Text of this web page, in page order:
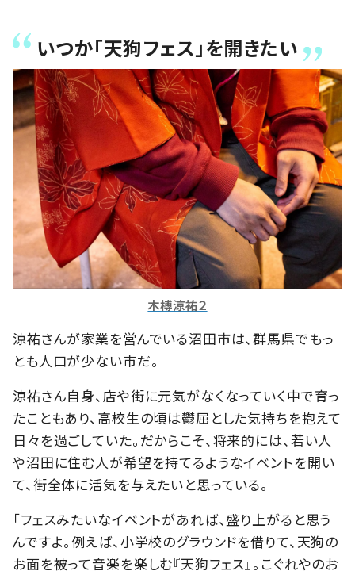
いつか「天狗フェス」を開きたい
木榑涼祐２
涼祐さんが家業を営んでいる沼田市は、群馬県でもっ
とも人口が少ない市だ。
涼祐さん自身、店や街に元気がなくなっていく中で育っ
たこともあり、高校生の頃は鬱屈とした気持ちを抱えて
日々を過ごしていた。だからこそ、将来的には、若い人
や沼田に住む人が希望を持てるようなイベントを開い
て、街全体に活気を与えたいと思っている。
「フェスみたいなイベントがあれば、盛り上がると思う
んですよ。例えば、小学校のグラウンドを借りて、天狗の
お面を被って音楽を楽しむ『天狗フェス』。こぐれやのお